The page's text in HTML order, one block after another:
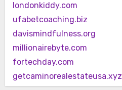
londonkiddy.com
ufabetcoaching.biz
davismindfulness.org
millionairebyte.com
fortechday.com
getcaminorealestateusa.xyz